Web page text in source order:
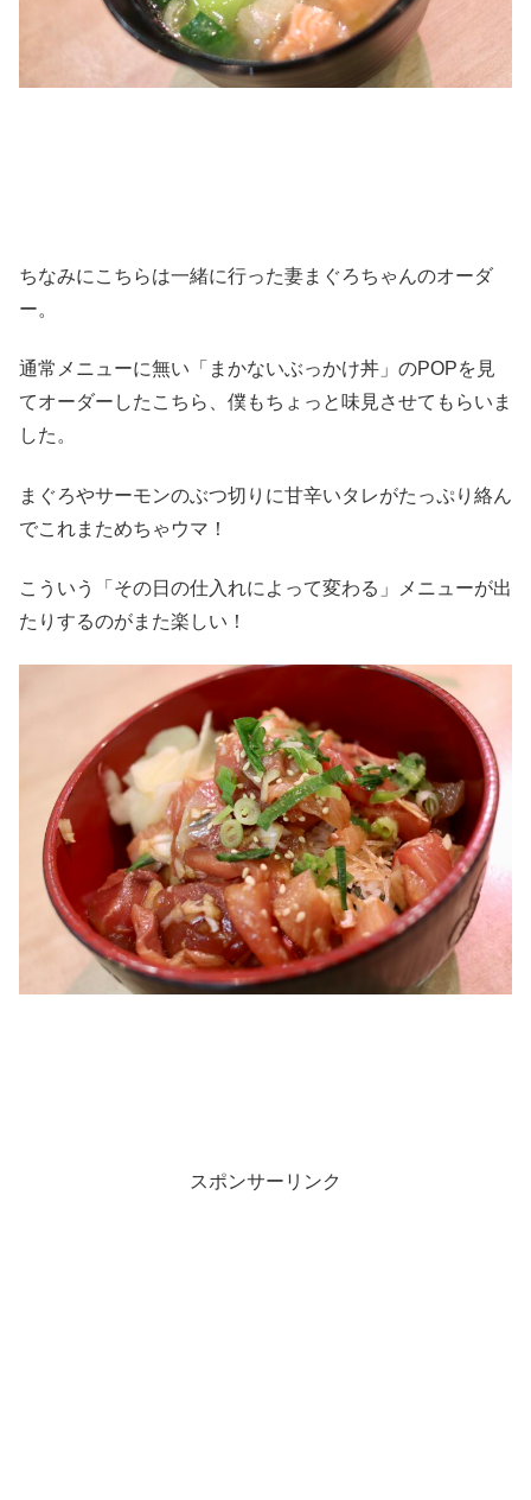
ちなみにこちらは一緒に行った妻まぐろちゃんのオーダ
ー。
通常メニューに無い「まかないぶっかけ丼」のPOPを見
てオーダーしたこちら、僕もちょっと味見させてもらいま
した。
まぐろやサーモンのぶつ切りに甘辛いタレがたっぷり絡ん
でこれまためちゃウマ！
こういう「その日の仕入れによって変わる」メニューが出
たりするのがまた楽しい！
スポンサーリンク